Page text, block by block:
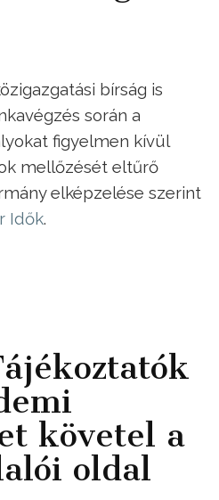
bírság is
során a
figyelmen kívül
mellőzését eltűrő
elképzelése szerint
Idők.
követel a
oldal